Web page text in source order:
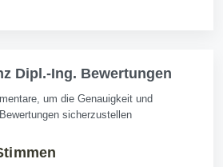
Dipl.-Ing. Bewertungen
um die Genauigkeit und
sicherzustellen